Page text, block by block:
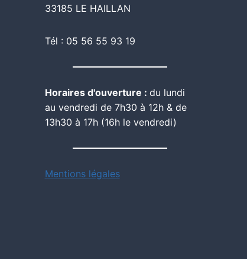
33185 LE HAILLAN
Tél : 05 56 55 93 19
Horaires d'ouverture : du lundi
au vendredi de 7h30 à 12h & de
13h30 à 17h (16h le vendredi)
Mentions légales